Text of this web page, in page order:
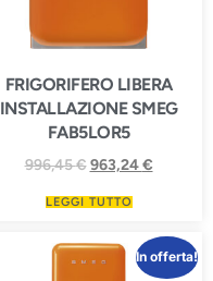
FRIGORIFERO LIBERA
INSTALLAZIONE SMEG
FAB5LOR5
996,45€ 963,24€
LEGGI TUTTO
In offerta!